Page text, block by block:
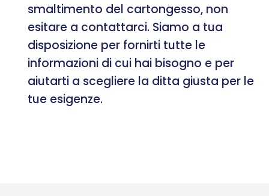
smaltimento del cartongesso, non
esitare a contattarci. Siamo a tua
disposizione per fornirti tutte le
informazioni di cui hai bisogno e per
aiutarti a scegliere la ditta giusta per le
tue esigenze.